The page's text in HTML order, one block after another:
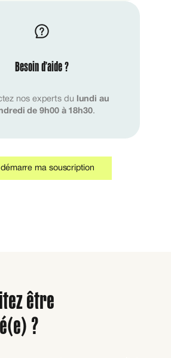
Besoin d’aide ?
nos experts du
lundi au
de 9h00 à 18h30.
ma souscription
être
?